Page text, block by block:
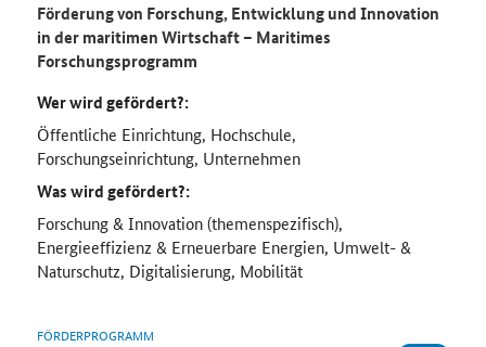
Förderung von Forschung, Entwicklung und Innovation
in der maritimen Wirtschaft – Maritimes
Forschungsprogramm
Wer wird gefördert?:
Öffentliche Einrichtung, Hochschule,
Forschungseinrichtung, Unternehmen
Was wird gefördert?:
Forschung & Innovation (themenspezifisch),
Energieeffizienz & Erneuerbare Energien, Umwelt- &
Naturschutz, Digitalisierung, Mobilität
FÖRDERPROGRAMM